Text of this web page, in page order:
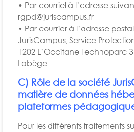
• Par courriel à l’adresse
rgpd@juriscampus.fr
• Par courrier à l’adresse
JurisCampus, Service
1202 L’Occitane Technoparc 3
Labège
C) Rôle de la société
matière de données
plateformes
Pour les différents traitements